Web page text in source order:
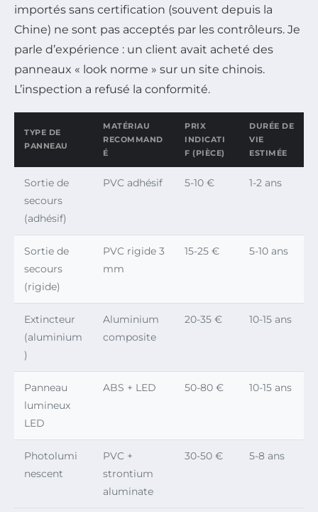
importés sans certification (souvent depuis la
Chine) ne sont pas acceptés par les contrôleurs. Je
parle d’expérience : un client avait acheté des
panneaux « look norme » sur un site chinois.
L’inspection a refusé la conformité.
TYPE DE
PANNEAU
MATÉRIAU
RECOMMAND
É
PRIX
INDICATI
F (PIÈCE)
DURÉE DE
VIE
ESTIMÉE
Sortie de
secours
(adhésif)
PVC adhésif 5-10 € 1-2 ans
Sortie de
secours
(rigide)
PVC rigide 3
mm
15-25 € 5-10 ans
Extincteur
(aluminium
)
Aluminium
composite
20-35 € 10-15 ans
Panneau
lumineux
LED
ABS + LED 50-80 € 10-15 ans
Photolumi
nescent
PVC +
strontium
aluminate
30-50 € 5-8 ans